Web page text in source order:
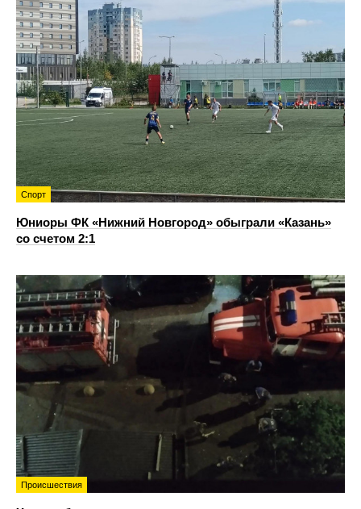
Спорт
Юниоры ФК «Нижний Новгород» обыграли «Казань»
со счетом 2:1
Происшествия